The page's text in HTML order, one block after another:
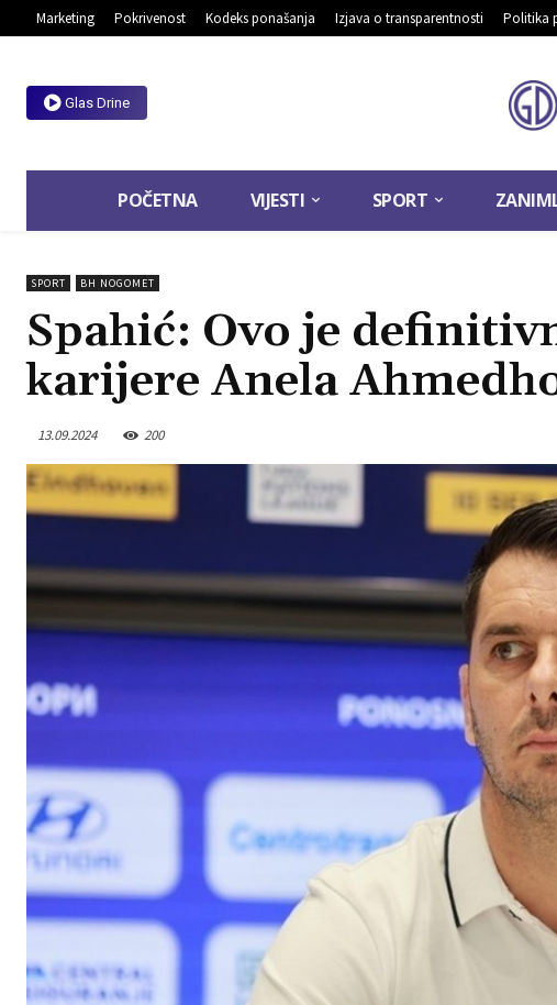
Marketing Pokrivenost Kodeks ponašanja Izjava o transparentnosti Politika
Glas Drine
POČETNA VIJESTI SPORT
SPORT BH NOGOMET
Spahić: Ovo je
karijere Anela
13.09.2024 200